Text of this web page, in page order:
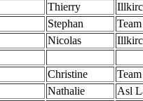
Thierry
Stephan
Nicolas
Christine
Nathalie
Asl